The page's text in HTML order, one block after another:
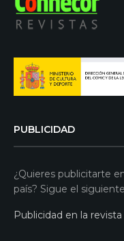
PUBLICIDAD
¿Quieres publicitarte
país? Sigue el
Publicidad en la